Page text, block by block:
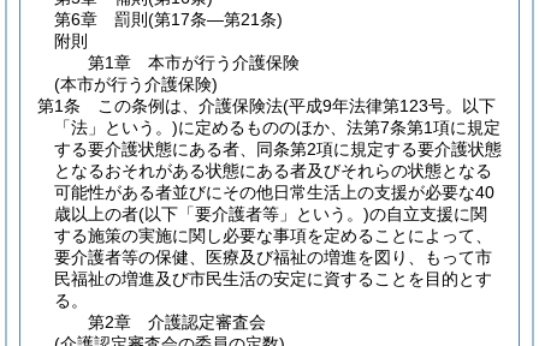
第6章
罰則 (第17条―第21条)
附則
第1章
本市が行う介護保険
(本市が行う介護保険)
第1条
この条例は、介護保険法(平成9年法律第123号。以下
「法」という。)に定めるもののほか、法第7条第1項に規定
する要介護状態にある者、同条第2項に規定する要介護状態
となるおそれがある状態にある者及びそれらの状態となる
可能性がある者並びにその他日常生活上の支援が必要な40
歳以上の者(以下「要介護者等」という。)の自立支援に関
する施策の実施に関し必要な事項を定めることによって、
要介護者等の保健、医療及び福祉の増進を図り、もって市
民福祉の増進及び市民生活の安定に資することを目的とす
る。
第2章
介護認定審査会